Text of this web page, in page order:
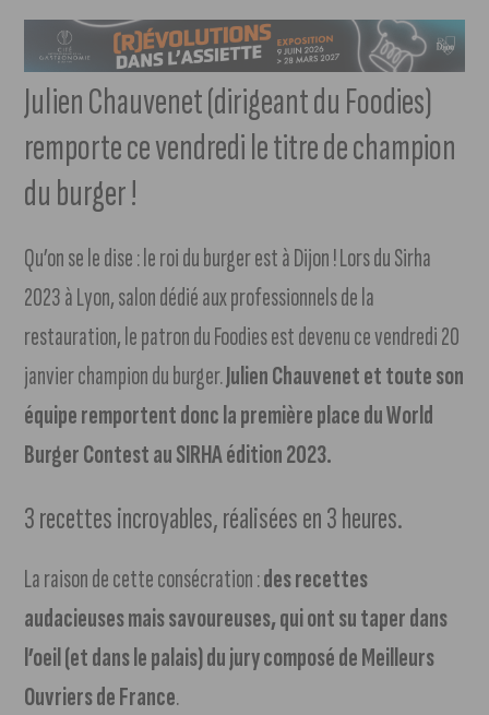
Julien Chauvenet (dirigeant du Foodies)
remporte ce vendredi le titre de champion
du burger !
Qu’on se le dise : le roi du burger est à Dijon ! Lors du Sirha
2023 à Lyon, salon dédié aux professionnels de la
restauration, le patron du Foodies est devenu ce vendredi 20
janvier champion du burger.Julien Chauvenet et toute son
équipe remportent donc la première place du World
Burger Contest au SIRHA édition 2023.
3 recettes incroyables, réalisées en 3 heures.
La raison de cette consécration :des recettes
audacieuses mais savoureuses, qui ont su taper dans
l’oeil (et dans le palais) du jury composé de Meilleurs
Ouvriers de France.